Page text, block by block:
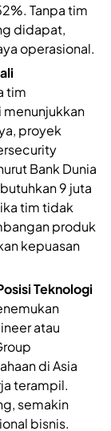
Tanpa tim
didapat,
operasional.
tim
proyek
Bank Dunia
9 juta
tim tidak
produk
kepuasan
Teknologi
atau
di Asia
terampil.
semakin
bisnis.